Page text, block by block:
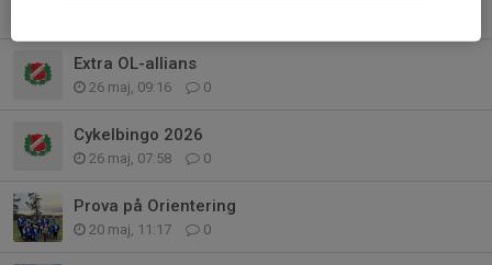
Extra OL-allians
26 maj, 09:16 0
Cykelbingo 2026
26 maj, 07:58 0
Prova på Orientering
20 maj, 11:17 0